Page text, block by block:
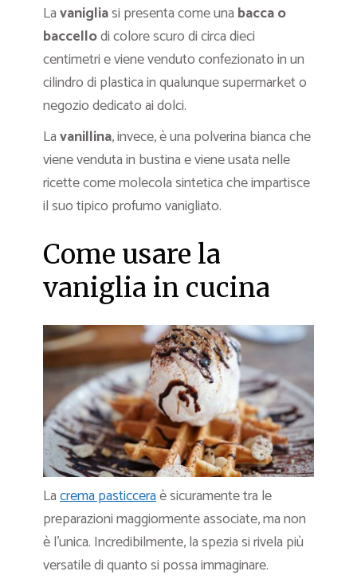
Lavanigliasi presenta come una bacca o
baccellodi colore scuro di circa dieci
centimetri e viene venduto confezionato in un
cilindro di plastica in qualunque supermarket o
negozio dedicato ai dolci.
Lavanillina, invece, è una polverina bianca che
viene venduta in bustina e viene usata nelle
ricette come molecola sintetica che impartisce
il suo tipico profumo vanigliato.
Come usare la
vaniglia in cucina
Lacrema pasticceraè sicuramente tra le
preparazioni maggiormente associate, ma non
è l’unica. Incredibilmente, la spezia si rivela più
versatile di quanto si possa immaginare.